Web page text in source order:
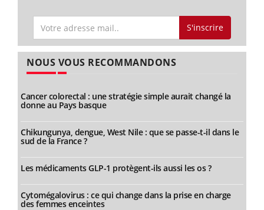
S'inscrire
NOUS VOUS RECOMMANDONS
Cancer colorectal : une stratégie simple aurait changé la
donne au Pays basque
Chikungunya, dengue, West Nile : que se passe-t-il dans le
sud de la France ?
Les médicaments GLP-1 protègent-ils aussi les os ?
Cytomégalovirus : ce qui change dans la prise en charge
des femmes enceintes